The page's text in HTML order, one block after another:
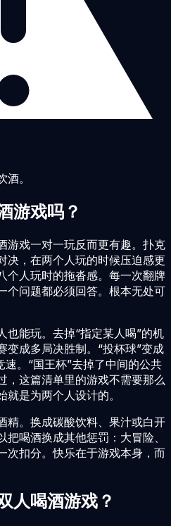
。
游戏吗？
游戏一对一玩反而更有趣。扑克
决，在两个人玩的时候压迫感更
个人玩时的拖沓感。每一次翻牌
个问题都必须回答。根本无处可
也能玩。去掉“指定某人喝”的机
变成多局决胜制。“投杯球”变成
。“国王杯”去掉了中间的公共
，这篇清单里的游戏不需要那么
是为两个人设计的。
精。换成碳酸饮料、果汁或白开
喝酒换成其他惩罚：大冒险、
次扣分。快乐在于游戏本身，而
人喝酒游戏？